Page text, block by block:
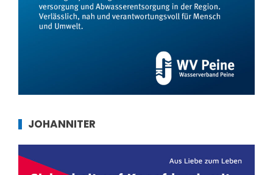
JOHANNITER